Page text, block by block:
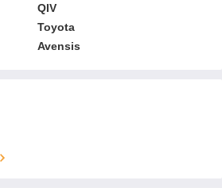
QIV
Toyota
Avensis